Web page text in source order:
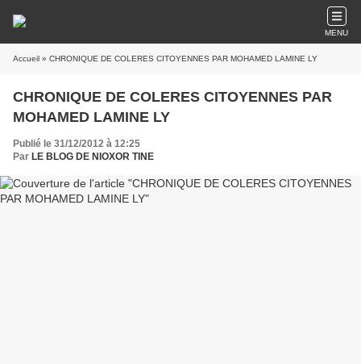
MENU
Accueil » CHRONIQUE DE COLERES CITOYENNES PAR MOHAMED LAMINE LY
CHRONIQUE DE COLERES CITOYENNES PAR
MOHAMED LAMINE LY
Publié le 31/12/2012 à 12:25
Par LE BLOG DE NIOXOR TINE